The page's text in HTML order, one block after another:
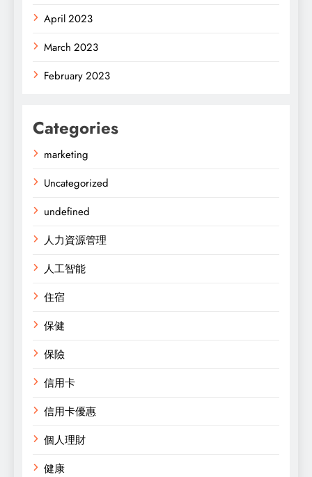
April 2023
March 2023
February 2023
Categories
marketing
Uncategorized
undefined
人力資源管理
人工智能
住宿
保健
保險
信用卡
信用卡優惠
個人理財
健康